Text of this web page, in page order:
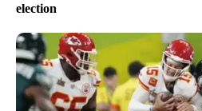
election